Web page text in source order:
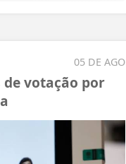
05 DE AGO
de votação por